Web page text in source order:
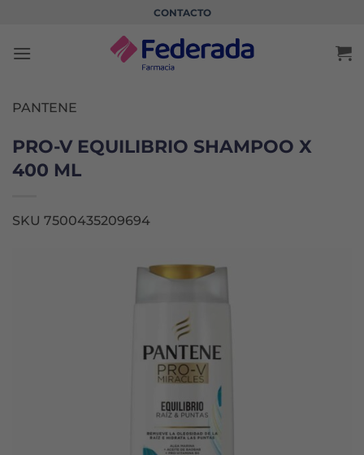
contenido
CONTACTO
PANTENE
PRO-V EQUILIBRIO SHAMPOO X
400 ML
SKU 7500435209694